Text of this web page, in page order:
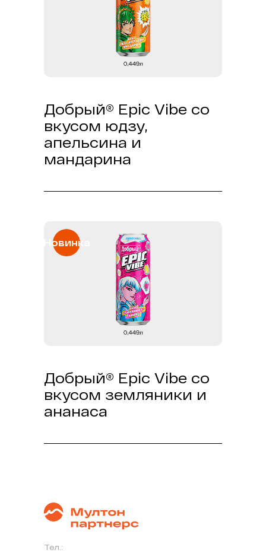
Добрый® Epic Vibe со
вкусом юдзу,
апельсина и
мандарина
Новинка
Добрый® Epic Vibe со
вкусом земляники и
ананаса
Тел.: